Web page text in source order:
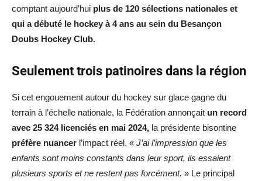
comptant aujourd’hui plus de 120 sélections nationales et
qui a débuté le hockey à 4 ans au sein du Besançon
Doubs Hockey Club.
Seulement trois patinoires dans la région
Si cet engouement autour du hockey sur glace gagne du
terrain à l’échelle nationale, la Fédération annonçait un record
avec 25 324 licenciés en mai 2024, la présidente bisontine
préfère nuancer l’impact réel. « J’ai l’impression que les
enfants sont moins constants dans leur sport, ils essaient
plusieurs sports et ne restent pas forcément. » Le principal